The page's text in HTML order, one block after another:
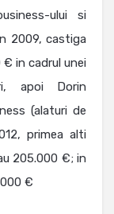
ului si
2009, castiga
in cadrul unei
apoi Dorin
(alaturi de
primea alti
205.000 €; in
€